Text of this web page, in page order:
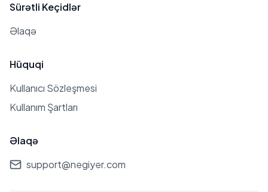
Sürətli Keçidlər
Əlaqə
Hüquqi
Kullanıcı Sözleşmesi
Kullanım Şartları
Əlaqə
support@negiyer.com